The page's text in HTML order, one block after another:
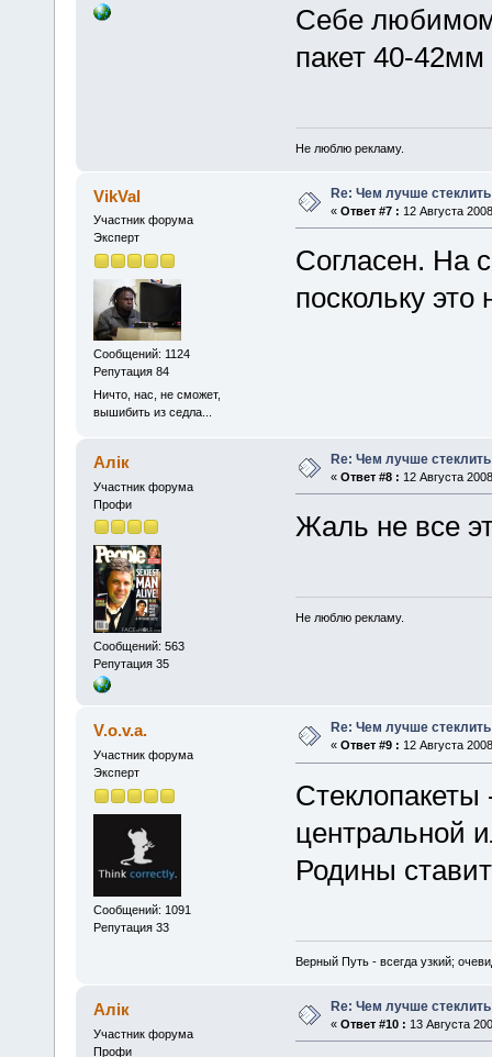
Себе
пакет 40-
Не люблю рекламу.
VikVal
Участник форума
Эксперт
Сообщений: 1124
Репутация 84
Ничто, нас, не сможет,
вышибить из седла...
Re: Чем лучше
« Ответ #7 : 12 Августа
Согласен. На
поскольку
Алік
Участник форума
Профи
Сообщений: 563
Репутация 35
Re: Чем лучше
« Ответ #8 : 12 Августа
Жаль не все
Не люблю рекламу.
V.o.v.a.
Участник форума
Эксперт
Сообщений: 1091
Репутация 33
Re: Чем лучше
« Ответ #9 : 12 Августа
центральной
Родины
Верный Путь - всегда узкий;
Алік
Участник форума
Профи
Re: Чем лучше
« Ответ #10 : 13 Августа